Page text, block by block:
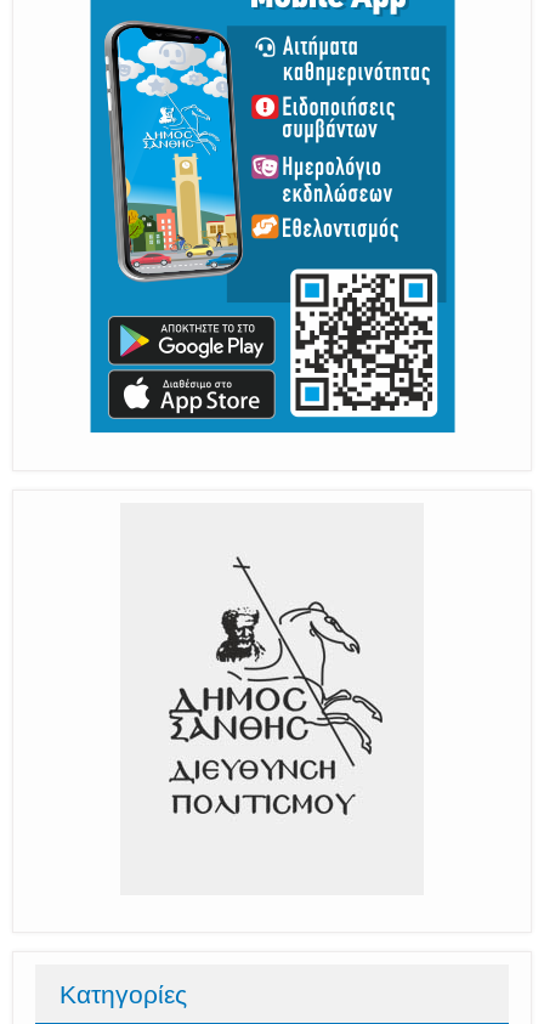
Παραμένουμε Προσεκτικοί
Καλούμε Άμεσα την Πυροσβεστική στο 199 ή στο 112
και δίνουμε σαφείς πληροφορίες
Κατηγορίες